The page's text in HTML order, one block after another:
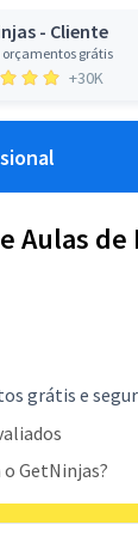
- Cliente
orçamentos grátis
+30K
Aulas de
grátis e
GetNinjas?